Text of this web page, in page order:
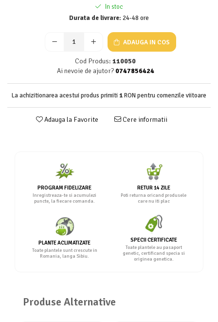
In stoc
Durata de livrare: 24-48 ore
ADAUGA IN COS
Cod Produs: 110050
Ai nevoie de ajutor? 0747856424
La achizitionarea acestui produs primiti1RON pentru comenzile viitoare
Adauga la Favorite Cere informatii
PROGRAM FIDELIZARE
Inregistreaza-te si acumulezi
puncte, la fiecare comanda.
RETUR 14 ZILE
Poti returna oricand produsele
care nu iti plac
PLANTE ACLIMATIZATE
Toate plantele sunt crescute in
Romania, langa Sibiu.
SPECII CERTIFICATE
Toate plantele au pasaport
genetic, certificand specia si
originea genetica.
Produse Alternative